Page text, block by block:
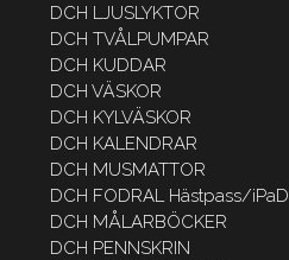
DCH LJUSLYKTOR
DCH TVÅLPUMPAR
DCH KUDDAR
DCH VÄSKOR
DCH KYLVÄSKOR
DCH KALENDRAR
DCH MUSMATTOR
DCH FODRAL Hästpass/iPaD
DCH MÅLARBÖCKER
DCH PENNSKRIN